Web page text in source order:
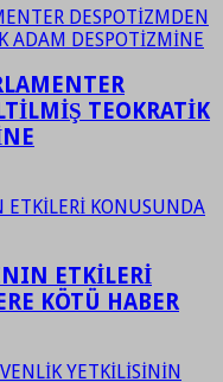
TEOKRATİK
ETKİLERİ
KÖTÜ HABER